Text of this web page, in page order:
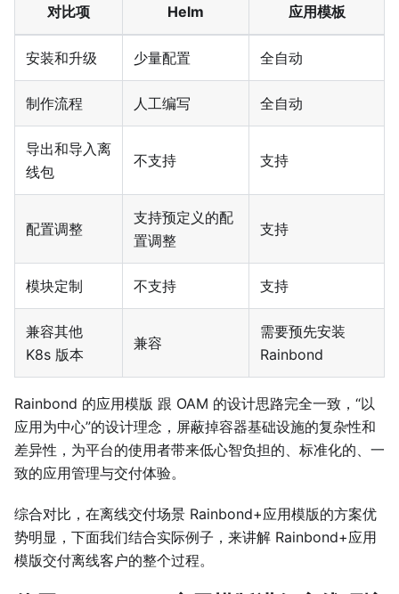
对比项 Helm 应用模板
安装和升级 少量配置 全自动
制作流程 人工编写 全自动
导出和导入离
线包
不支持 支持
配置调整
支持预定义的配
置调整
支持
模块定制 不支持 支持
兼容其他
K8s 版本
兼容
需要预先安装
Rainbond
Rainbond 的应用模版 跟 OAM 的设计思路完全一致，“以
应用为中心”的设计理念，屏蔽掉容器基础设施的复杂性和
差异性，为平台的使用者带来低心智负担的、标准化的、一
致的应用管理与交付体验。
综合对比，在离线交付场景 Rainbond+应用模版的方案优
势明显，下面我们结合实际例子，来讲解 Rainbond+应用
模版交付离线客户的整个过程。